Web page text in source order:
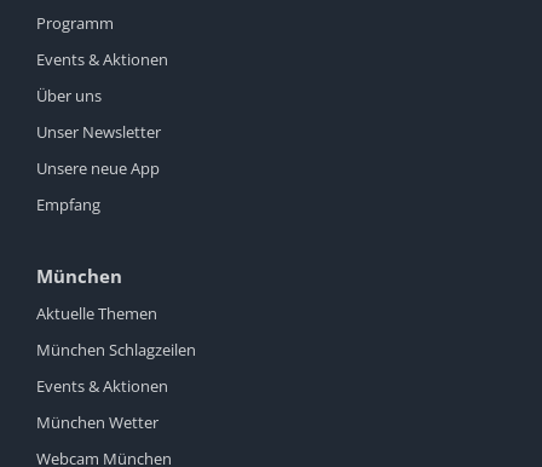
Programm
Events & Aktionen
Über uns
Unser Newsletter
Unsere neue App
Empfang
München
Aktuelle Themen
München Schlagzeilen
Events & Aktionen
München Wetter
Webcam München